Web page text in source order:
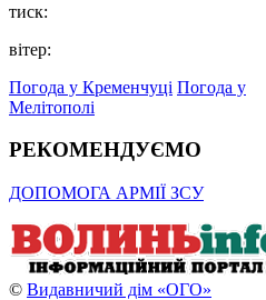
тиск:
вітер:
Погода у Кременчуці Погода у
Мелітополі
РЕКОМЕНДУЄМО
ДОПОМОГА АРМІЇ ЗСУ
© Видавничий дім «ОГО»